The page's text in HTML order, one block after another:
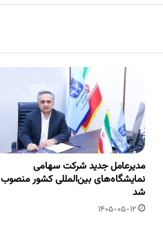
مدیرعامل جدید شرکت سهامی
نمایشگاه‌های بین‌المللی کشور منصوب
شد
1405-05-12